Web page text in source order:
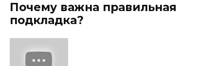
Почему важна правильная
подкладка?